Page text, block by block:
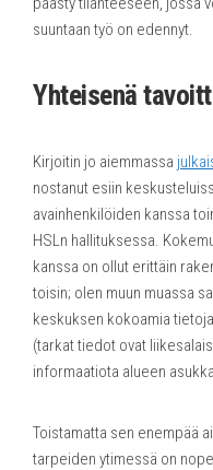
suuntaan työ on edennyt.
Yhteisenä
Kirjoitin jo aiemmassa
nostanut esiin
avainhenkilöiden kanssa
HSLn hallituksessa.
kanssa on ollut erittäin
toisin; olen muun muassa
keskuksen kokoamia
(tarkat tiedot ovat
informaatiota alueen
Toistamatta sen enempää
tarpeiden ytimessä on